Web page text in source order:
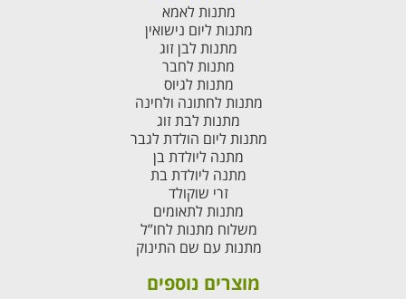
מתנות לאמא
מתנות ליום נישואין
מתנות לבן זוג
מתנות לחבר
מתנות לגיוס
מתנות לחתונה ולחינה
מתנות לבת זוג
מתנות ליום הולדת לגבר
מתנה ליולדת בן
מתנה ליולדת בת
זרי שוקולד
מתנות לתאומים
משלוח מתנות לחו”ל
מתנות עם שם התינוק
מוצרים נוספים